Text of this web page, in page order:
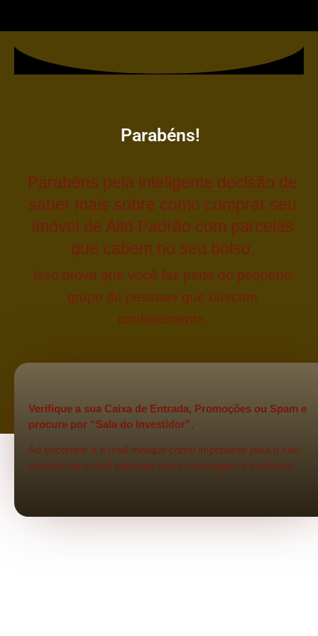
Parabéns!
Parabéns pela inteligente decisão de
saber mais sobre como comprar seu
imóvel de Alto Padrão com parcelas
que cabem no seu bolso.
Isso prova que você faz parte do pequeno
grupo de pessoas que buscam
conhecimento.
Verifique a sua Caixa de Entrada, Promoções ou Spam e
procure por “Sala do Investidor”.
Ao encontrar o e-mail marque como importante para o seu
servidor de e-mail entender que a mensagem é confiável.